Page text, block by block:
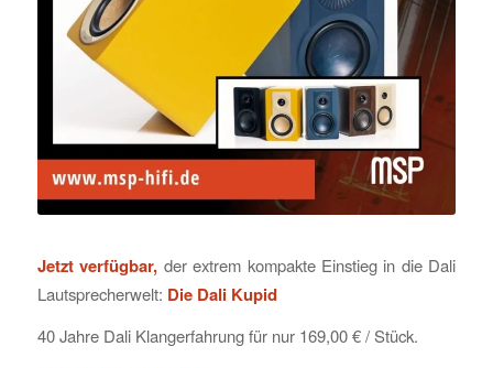
Jetzt verfügbar, der extrem kompakte Einstieg in die Dali
Lautsprecherwelt: Die Dali Kupid
40 Jahre Dali Klangerfahrung für nur 169,00 € / Stück.